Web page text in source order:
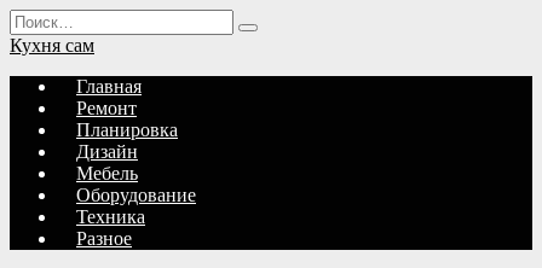
Перейти
к
содержанию
Search
for:
Кухня сам
Главная
Ремонт
Планировка
Дизайн
Мебель
Оборудование
Техника
Разное